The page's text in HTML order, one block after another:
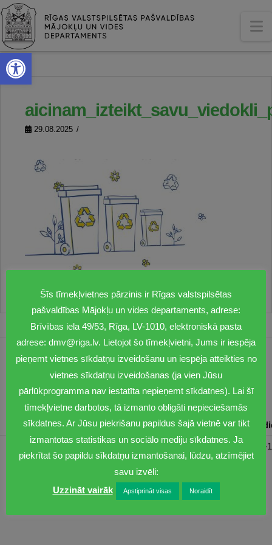
Open toolbar
29.08.2025
1201
Pirmdiena Otrdiena Trešdiena Ceturtdiena
08:30-17:00 08:00-17:00 08:00-17:00 08:00-17:00 08:00-
Šīs tīmekļvietnes pārzinis ir Rīgas valstspilsētas
pašvaldības Mājokļu un vides departaments, adrese:
Brīvības iela 49/53, Rīga, LV-1010, elektroniskā pasta
adrese: dmv@riga.lv. Lietojot šo tīmekļvietni, Jums ir iespēja
pieņemt vietnes sīkdatņu izveidošanu un iespēja atteikties no
vietnes sīkdatņu izveidošanas (ja vien Jūsu
pārlūkprogramma nav iestatīta nepieņemt sīkdatnes). Lai šī
tīmekļvietne darbotos, tā izmanto obligāti nepieciešamās
sīkdatnes. Ar Jūsu piekrišanu papildus šajā vietnē var tikt
izmantotas statistikas un sociālo mediju sīkdatnes. Ja
piekrītat šo papildu sīkdatņu izmantošanai, lūdzu, atzīmējiet
savu izvēli:
Uzzināt vairāk
Apstiprināt visas Noraidīt